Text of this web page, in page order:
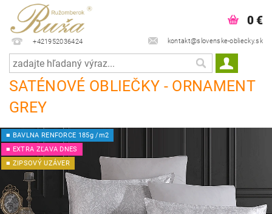
+421952036424 kontakt@slovenske-obliecky.sk
0 €
SATÉNOVÉ OBLIEČKY - ORNAMENT
GREY
■ BAVLNA RENFORCE 185g /m2
■ EXTRA ZĽAVA DNES
■ ZIPSOVÝ UZÁVER